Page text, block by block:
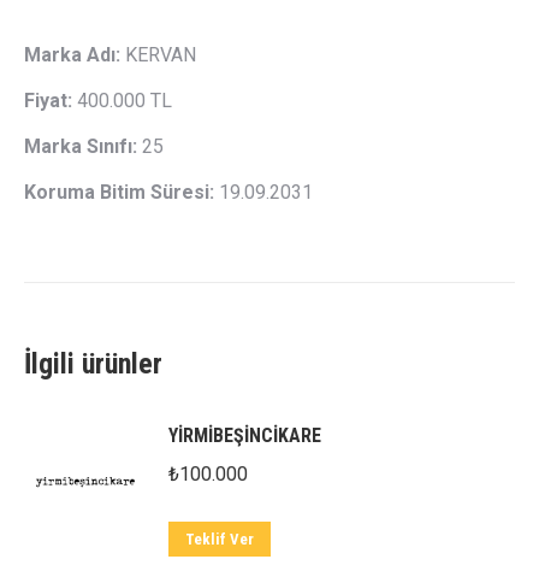
Marka Adı: KERVAN
Fiyat: 400.000 TL
Marka Sınıfı: 25
Koruma Bitim Süresi: 19.09.2031
İlgili ürünler
YİRMİBEŞİNCİKARE
₺100.000
Teklif Ver